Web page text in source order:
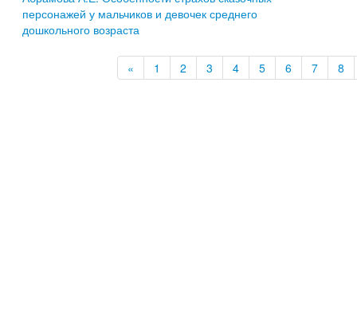
персонажей у мальчиков и девочек среднего
дошкольного возраста
« 1 2 3 4 5 6 7 8